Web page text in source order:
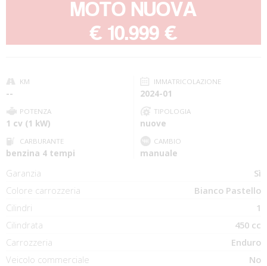
MOTO NUOVA
€ 10.999 €
KM
--
IMMATRICOLAZIONE
2024-01
POTENZA
1 cv (1 kW)
TIPOLOGIA
nuove
CARBURANTE
benzina 4 tempi
CAMBIO
manuale
Garanzia
Sì
Colore carrozzeria
Bianco Pastello
Cilindri
1
Cilindrata
450 cc
Carrozzeria
Enduro
Veicolo commerciale
No